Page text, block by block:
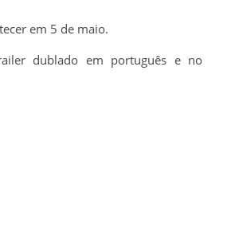
em 5 de maio.
dublado em português e no